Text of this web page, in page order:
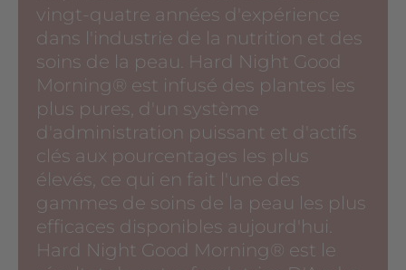
vingt-quatre années d'expérience
dans l'industrie de la nutrition et des
soins de la peau. Hard Night Good
Morning®️ est infusé des plantes les
plus pures, d'un système
d'administration puissant et d'actifs
clés aux pourcentages les plus
élevés, ce qui en fait l'une des
gammes de soins de la peau les plus
efficaces disponibles aujourd'hui.
Hard Night Good Morning®️ est le